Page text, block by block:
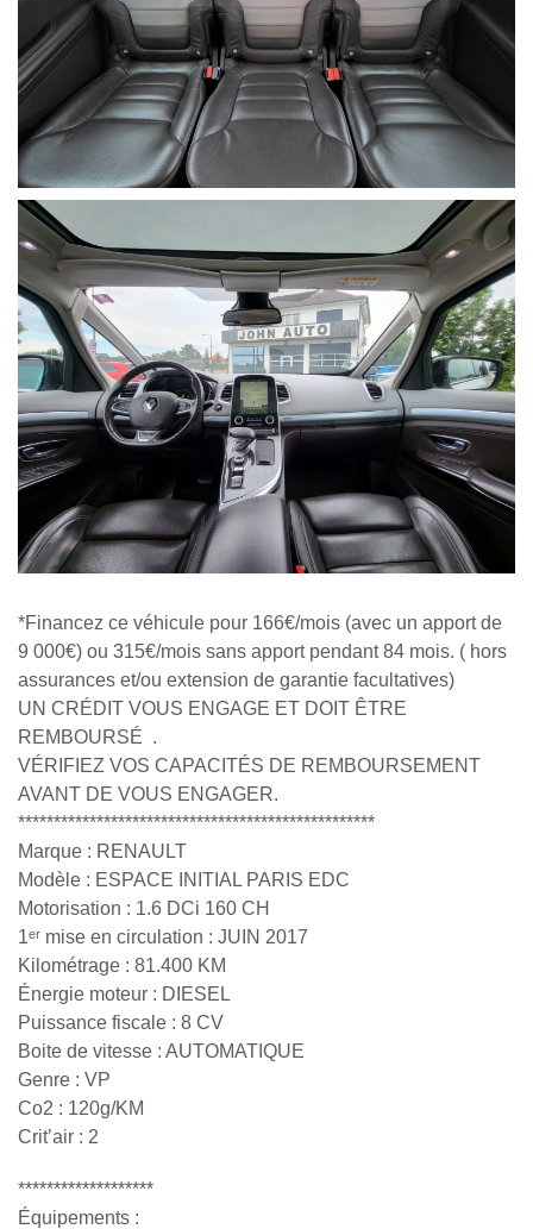
*Financez ce véhicule pour 166€/mois (avec un apport de
9 000€) ou 315€/mois sans apport pendant 84 mois. ( hors
assurances et/ou extension de garantie facultatives)
UN CRÉDIT VOUS ENGAGE ET DOIT ÊTRE
REMBOURSÉ .
VÉRIFIEZ VOS CAPACITÉS DE REMBOURSEMENT
AVANT DE VOUS ENGAGER.
**************************************************
Marque : RENAULT
Modèle : ESPACE INITIAL PARIS EDC
Motorisation : 1.6 DCi 160 CH
1ᵉʳ mise en circulation : JUIN 2017
Kilométrage : 81.400 KM
Énergie moteur : DIESEL
Puissance fiscale : 8 CV
Boite de vitesse : AUTOMATIQUE
Genre : VP
Co2 : 120g/KM
Crit’air : 2
*******************
Équipements :